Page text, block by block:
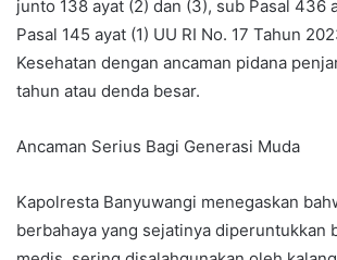
junto 138 ayat (2) dan (3), sub Pasal 436
Pasal 145 ayat (1) UU RI No. 17 Tahun
Kesehatan dengan ancaman pidana
tahun atau denda besar.
Ancaman Serius Bagi Generasi Muda
Kapolresta Banyuwangi menegaskan
berbahaya yang sejatinya diperuntukkan